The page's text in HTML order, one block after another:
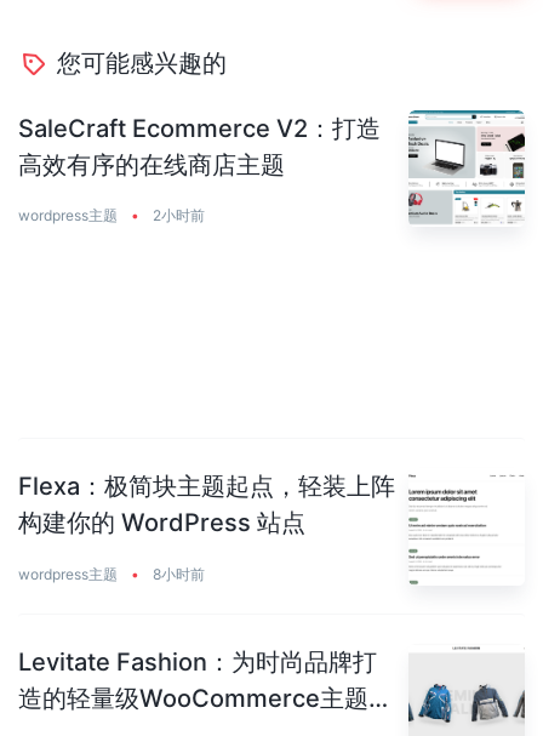
您可能感兴趣的
SaleCraft Ecommerce V2：打造
高效有序的在线商店主题
wordpress主题 • 2小时前
Flexa：极简块主题起点，轻装上阵
构建你的 WordPress 站点
wordpress主题 • 8小时前
Levitate Fashion：为时尚品牌打
造的轻量级WooCommerce主题，